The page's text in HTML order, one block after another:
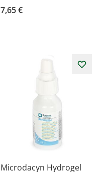
7,65 €
Microdacyn Hydrogel